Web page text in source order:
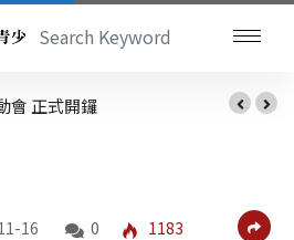
會 正式開鑼
16 0 1183